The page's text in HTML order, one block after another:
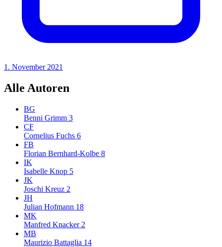
1. November 2021
Alle Autoren
BG
Benni Grimm 3
CF
Cornelius Fuchs 6
FB
Florian Bernhard-Kolbe 8
IK
Isabelle Knop 5
JK
Joschi Kreuz 2
JH
Julian Hofmann 18
MK
Manfred Knacker 2
MB
Maurizio Battaglia 14